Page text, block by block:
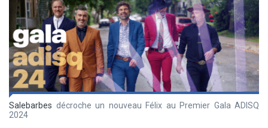
Salebarbes décroche un nouveau Félix au Premier Gala ADISQ
2024